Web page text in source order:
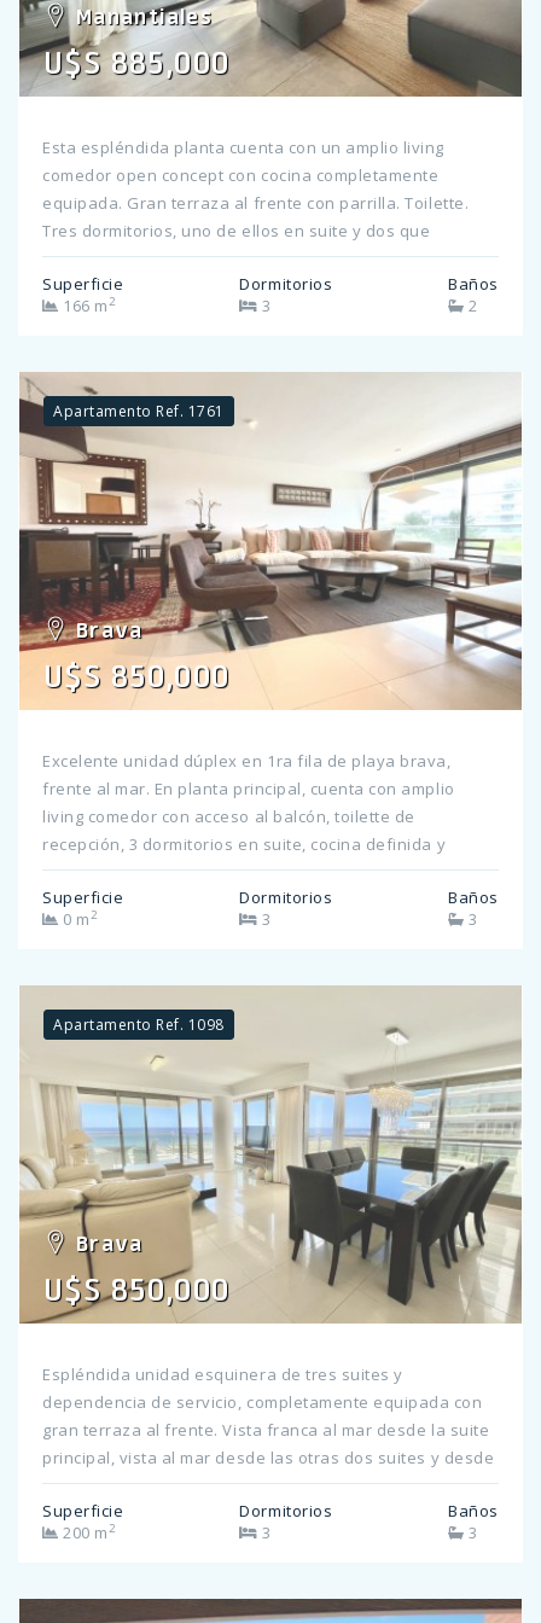
como en el SPA consulte por más información!
Manantiales
U$S 885,000
Esta espléndida planta cuenta con un amplio living
comedor open concept con cocina completamente
equipada. Gran terraza al frente con parrilla. Toilette.
Tres dormitorios, uno de ellos en suite y dos que
comparten un baño. La master suite y el segundo
dormitorio tienen salida a la segunda terraza con vista a
la pileta. Espectacular vista al océano desde el living y la
Servicio de playa, servicio de mucama diario, pileta, gran
gimnasio y laundry. Consulte por más información!
Superficie
166 m2
Dormitorios
3
Baños
2
Apartamento Ref. 1761
Brava
U$S 850,000
Excelente unidad dúplex en 1ra fila de playa brava,
frente al mar. En planta principal, cuenta con amplio
living comedor con acceso al balcón, toilette de
recepción, 3 dormitorios en suite, cocina definida y
dependencia de servicio en suite. En planta baja, a la
cual se accede descendiendo por escalera en el living,
encontramos un gran playroom con salida a precioso
Superficie
0 m2
Dormitorios
3
Baños
3
Apartamento Ref. 1098
Brava
U$S 850,000
Espléndida unidad esquinera de tres suites y
dependencia de servicio, completamente equipada con
gran terraza al frente. Vista franca al mar desde la suite
principal, vista al mar desde las otras dos suites y desde
el dormitorio de servicio que está equipado como una
cuarta suite con dos camas single. Calefacción por losa
radiante sectorizada y aire acondicionado. Ideal para
de 30 mts Snack bar Piscina interior climatizada en cada
Superficie
200 m2
Dormitorios
3
Baños
3